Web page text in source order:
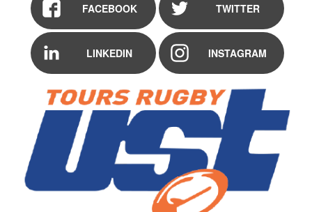
FACEBOOK TWITTER
LINKEDIN INSTAGRAM